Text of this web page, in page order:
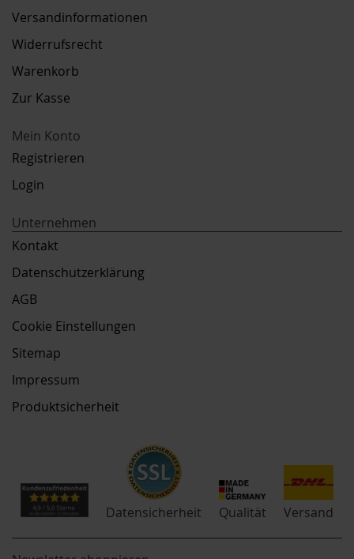
Versandinformationen
Widerrufsrecht
Warenkorb
Zur Kasse
Mein Konto
Registrieren
Login
Unternehmen
Kontakt
Datenschutzerklärung
AGB
Cookie Einstellungen
Sitemap
Impressum
Produktsicherheit
Datensicherheit Qualität Versand